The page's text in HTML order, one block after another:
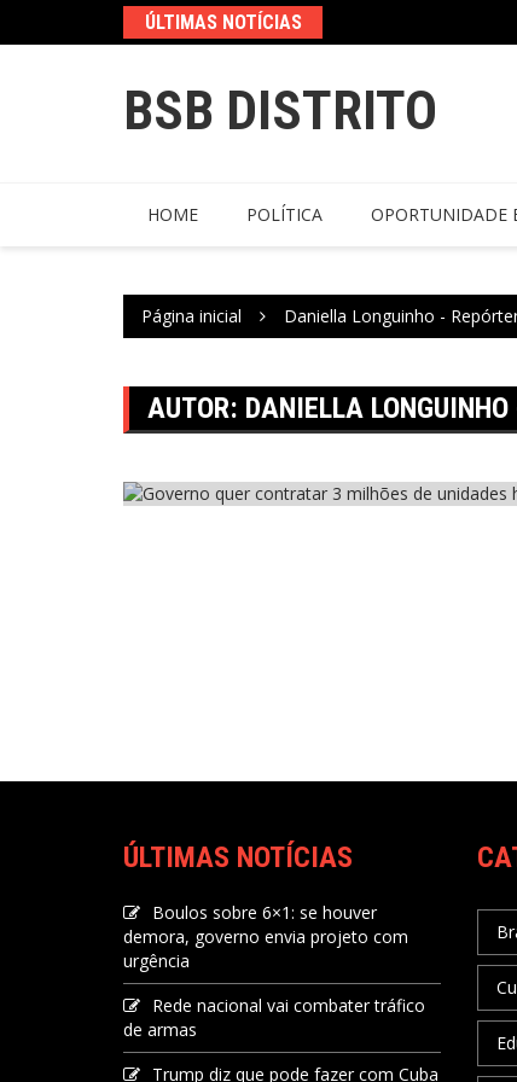
ÚLTIMAS NOTÍCIAS
BSB DISTRITO
HOME POLÍTICA OPORTUNIDADE
Página inicial Daniella Longuinho -
AUTOR: DANIELLA
ÚLTIMAS NOTÍCIAS
Boulos sobre 6×1: se houver
demora, governo envia projeto com
urgência
Rede nacional vai combater tráfico
de armas
Trump diz que pode fazer com Cuba